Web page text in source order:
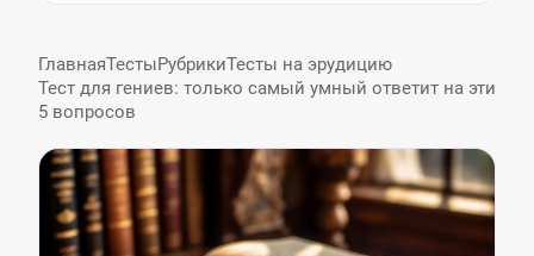
ГлавнаяТестыРубрикиТесты на эрудицию
Тест для гениев: только самый умный ответит на эти
5 вопросов